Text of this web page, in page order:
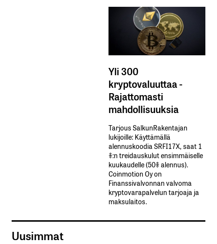
Yli 300
kryptovaluuttaa -
Rajattomasti
mahdollisuuksia
Tarjous SalkunRakentajan
lukijoille: Käyttämällä​ ​
alennuskoodia​ ​SRFI17X,​ ​saat​ ​1
%:n treidauskulut​ ​ensimmäiselle​ ​
kuukaudelle​ ​(50%​ ​alennus).
Coinmotion Oy on
Finanssivalvonnan valvoma
kryptovarapalvelun tarjoaja ja
maksulaitos.
Uusimmat